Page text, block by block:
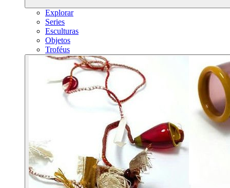
Explorar
Series
Esculturas
Objetos
Troféus